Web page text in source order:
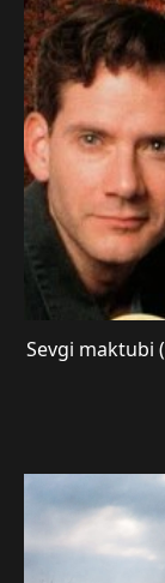
Sevgi maktubi